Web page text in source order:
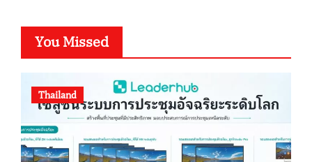
You Missed
Thailand